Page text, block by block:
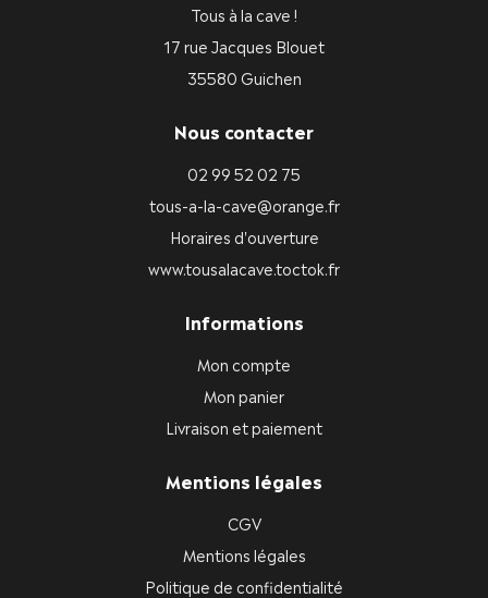
Tous à la cave !
17 rue Jacques Blouet
35580 Guichen
Nous contacter
02 99 52 02 75
tous-a-la-cave@orange.fr
Horaires d'ouverture
www.tousalacave.toctok.fr
Informations
Mon compte
Mon panier
Livraison et paiement
Mentions légales
CGV
Mentions légales
Politique de confidentialité